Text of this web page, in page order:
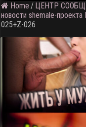
Home / ЦЕНТР
новости shemale-проекта
025+Z-026